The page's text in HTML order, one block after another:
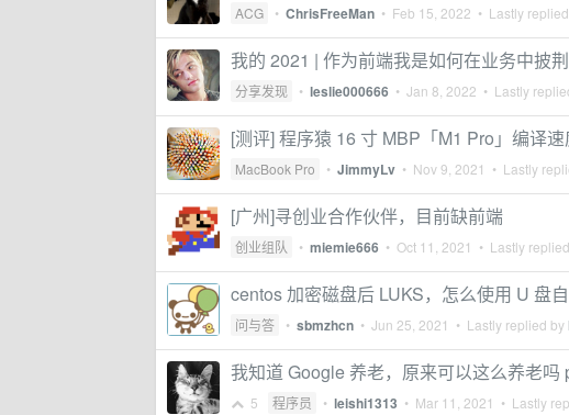
ACG • ChrisFreeMan • Feb 15, 2022 • Lastly
我的 2021 | 作为前端我是如何在业务中披
分享发现 • leslie000666 • Jan 8, 2022 • Lastly
[测评] 程序猿 16 寸 MBP「M1 Pro」编译
MacBook Pro • JimmyLv • Nov 9, 2021 • Lastly
[广州]寻创业合作伙伴，目前缺前端
创业组队 • miemie666 • Oct 11, 2021 • Lastly
centos 加密磁盘后 LUKS，怎么使用 U 盘
问与答 • sbmzhcn • Jun 25, 2021 • Lastly replied by
我知道 Google 养老，原来可以这么养老吗
5 程序员 • leishi1313 • Mar 11, 2021 • Lastly